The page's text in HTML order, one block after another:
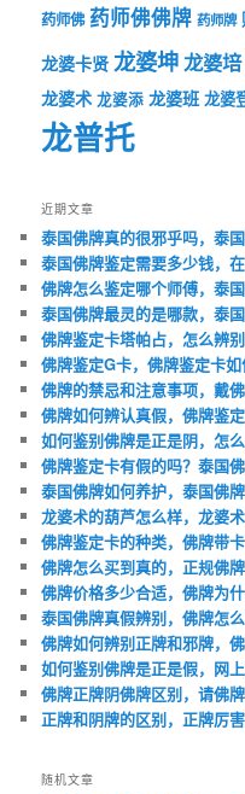
药师佛 药师佛佛牌 药师牌
龙婆卡贤 龙婆坤龙婆培
龙婆术 龙婆添 龙婆班 龙婆
龙普托
近期文章
泰国佛牌真的很邪乎吗，泰
泰国佛牌鉴定需要多少钱，
佛牌怎么鉴定哪个师傅，泰
泰国佛牌最灵的是哪款，泰
佛牌鉴定卡塔帕占，怎么辨
佛牌鉴定G卡，佛牌鉴定卡
佛牌的禁忌和注意事项，戴
佛牌如何辨认真假，佛牌鉴
如何鉴别佛牌是正是阴，怎
佛牌鉴定卡有假的吗？泰国
泰国佛牌如何养护，泰国佛
龙婆术的葫芦怎么样，龙婆
佛牌鉴定卡的种类，佛牌带
佛牌怎么买到真的，正规佛
佛牌价格多少合适，佛牌为
泰国佛牌真假辨别，佛牌怎
佛牌如何辨别正牌和邪牌，
如何鉴别佛牌是正是假，网
佛牌正牌阴佛牌区别，请佛
正牌和阴牌的区别，正牌厉
随机文章